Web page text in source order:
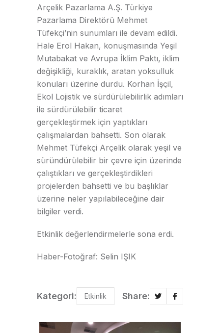
Arçelik Pazarlama A.Ş. Türkiye
Pazarlama Direktörü Mehmet
Tüfekçi’nin sunumları ile devam edildi.
Hale Erol Hakan, konuşmasında Yeşil
Mutabakat ve Avrupa İklim Paktı, iklim
değişikliği, kuraklık, aratan yoksulluk
konuları üzerine durdu. Korhan İşçil,
Ekol Lojistik ve sürdürülebilirlik adımları
ile sürdürülebilir ticaret
gerçekleştirmek için yaptıkları
çalışmalardan bahsetti. Son olarak
Mehmet Tüfekçi Arçelik olarak yeşil ve
süründürülebilir bir çevre için üzerinde
çalıştıkları ve gerçekleştirdikleri
projelerden bahsetti ve bu başlıklar
üzerine neler yapılabileceğine dair
bilgiler verdi.
Etkinlik değerlendirmelerle sona erdi.
Haber-Fotoğraf: Selin IŞIK
Kategori: Etkinlik Share: